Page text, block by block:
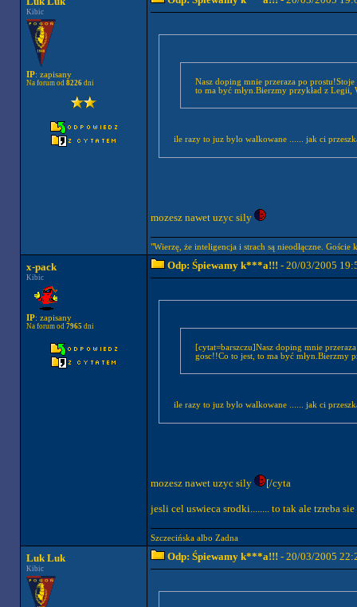
Kibic
IP: zapisany
Na forum od 8226dni
Nasz doping mnie przeraza po
to ma być młyn.Bierzmy przykład z Legii,
ile razy to juz bylo walkowane ...... jak ci
mozesz nawet uzyc sily
"Wierzę, że inteligencja i strach są nieodłączne.
x-pack
Kibic
IP: zapisany
Na forum od 7965dni
Odp: Śpiewamy k***a!!! - 20/03/2005
[cytat=barszczu]Nasz doping mnie
gosc!!Co to jest, to ma być młyn.Bierzmy
ile razy to juz bylo walkowane ...... jak ci
mozesz nawet uzyc sily [/cyta
jesli cel uswieca srodki........ to tak ale tzreba
Szczecińska albo Zadna
Luk Luk
Kibic
Odp: Śpiewamy k***a!!! - 20/03/2005